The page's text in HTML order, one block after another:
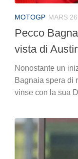
MOTOGP MARS
Pecco
vista di
Nonostante un
Bagnaia spera di
vinse con la sua